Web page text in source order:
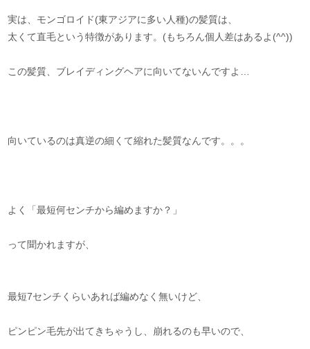
実は、モンゴロイド(東アジアに多い人種)の髪質は、
太くて直毛という特徴があります。(もちろん個人差はあるよ(^^))
この髪質、ブレイディングヘアに向いてないんですよ…
向いているのは真逆の細くて縮れた髪質なんです。。。
よく「最短何センチから編めますか？」
って聞かれますが、
最短7センチくらいあれば編めなく無いけど、
ピンピン毛先が出てきちゃうし、崩れるのも早いので、